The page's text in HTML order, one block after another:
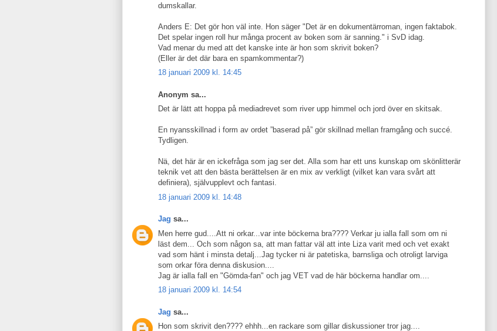
dumskallar.
Anders E: Det gör hon väl inte. Hon säger "Det är en dokumentärroman, ingen faktabok.
Det spelar ingen roll hur många procent av boken som är sanning." i SvD idag.
Vad menar du med att det kanske inte är hon som skrivit boken?
(Eller är det där bara en spamkommentar?)
18 januari 2009 kl. 14:45
Anonym sa...
Det är lätt att hoppa på mediadrevet som river upp himmel och jord över en skitsak.
En nyansskillnad i form av ordet ”baserad på” gör skillnad mellan framgång och succé.
Tydligen.
Nä, det här är en ickefråga som jag ser det. Alla som har ett uns kunskap om skönlitterär
teknik vet att den bästa berättelsen är en mix av verkligt (vilket kan vara svårt att
definiera), självupplevt och fantasi.
18 januari 2009 kl. 14:48
Jag sa...
Men herre gud....Att ni orkar...var inte böckerna bra???? Verkar ju ialla fall som om ni
läst dem... Och som någon sa, att man fattar väl att inte Liza varit med och vet exakt
vad som hänt i minsta detalj...Jag tycker ni är patetiska, barnsliga och otroligt larviga
som orkar föra denna diskusion....
Jag är ialla fall en "Gömda-fan" och jag VET vad de här böckerna handlar om....
18 januari 2009 kl. 14:54
Jag sa...
Hon som skrivit den???? ehhh...en rackare som gillar diskussioner tror jag....